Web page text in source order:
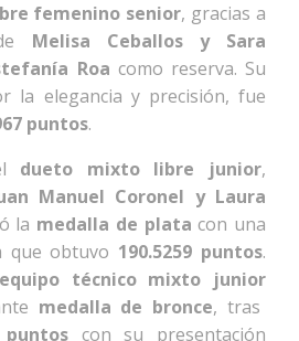
femenino senior, gracias a
Melisa Ceballos y Sara
Roa como reserva. Su
la elegancia y precisión, fue
puntos.
dueto mixto libre junior,
Manuel Coronel y Laura
la medalla de plata con una
que obtuvo 190.5259 puntos.
equipo técnico mixto junior
medalla de bronce, tras
puntos con su presentación